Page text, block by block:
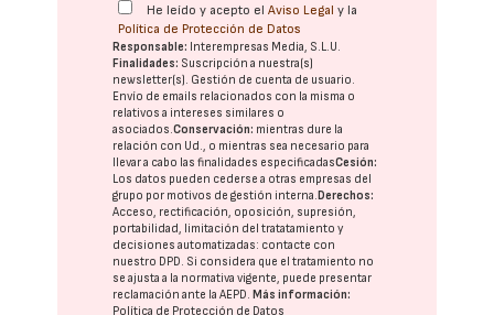
He leído y acepto elAviso Legal y la
Política de Protección de Datos
Responsable: Interempresas Media, S.L.U.
Finalidades: Suscripción a nuestra(s)
newsletter(s). Gestión de cuenta de usuario.
Envío de emails relacionados con la misma o
relativos a intereses similares o
asociados.Conservación: mientras dure la
relación con Ud., o mientras sea necesario para
llevar a cabo las finalidades especificadasCesión:
Los datos pueden cederse a otras empresas del
grupo por motivos de gestión interna.Derechos:
Acceso, rectificación, oposición, supresión,
portabilidad, limitación del tratatamiento y
decisiones automatizadas: contacte con
nuestro DPD. Si considera que el tratamiento no
se ajusta a la normativa vigente, puede presentar
reclamación ante laAEPD.Más información:
Política de Protección de Datos